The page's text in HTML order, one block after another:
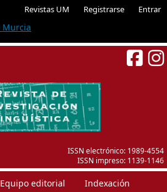
Revistas UM Registrarse Entrar
ISSN electrónico: 1989-4554
ISSN impreso: 1139-1146
Equipo editorial Indexación